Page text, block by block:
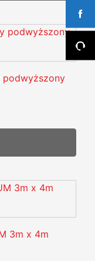
podwyższony
3m x 4m